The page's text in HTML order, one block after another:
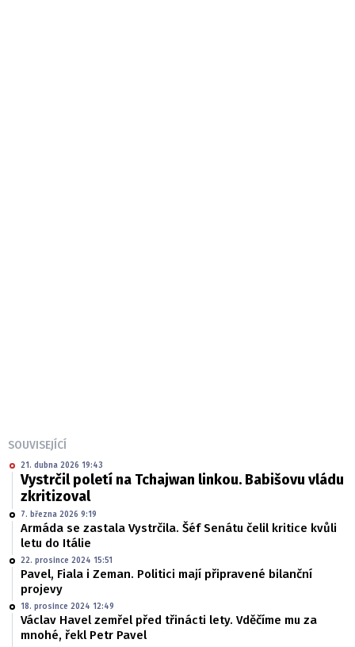
SOUVISEJÍCÍ
21. dubna 2026 19:43
Vystrčil poletí na Tchajwan linkou. Babišovu vládu
zkritizoval
7. března 2026 9:19
Armáda se zastala Vystrčila. Šéf Senátu čelil kritice kvůli
letu do Itálie
22. prosince 2024 15:51
Pavel, Fiala i Zeman. Politici mají připravené bilanční
projevy
18. prosince 2024 12:49
Václav Havel zemřel před třinácti lety. Vděčíme mu za
mnohé, řekl Petr Pavel